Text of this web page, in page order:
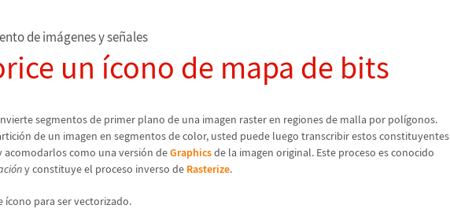
de imágenes y señales
un ícono de mapa de bits
segmentos de primer plano de una imagen raster en regiones de malla por polígonos.
ón de un imagen en segmentos de color, usted puede luego transcribir estos constituyentes
acomodarlos como una versión deGraphicsde la imagen original. Este proceso es conocido
óny constituye el proceso inverso de Rasterize.
ícono para ser vectorizado.